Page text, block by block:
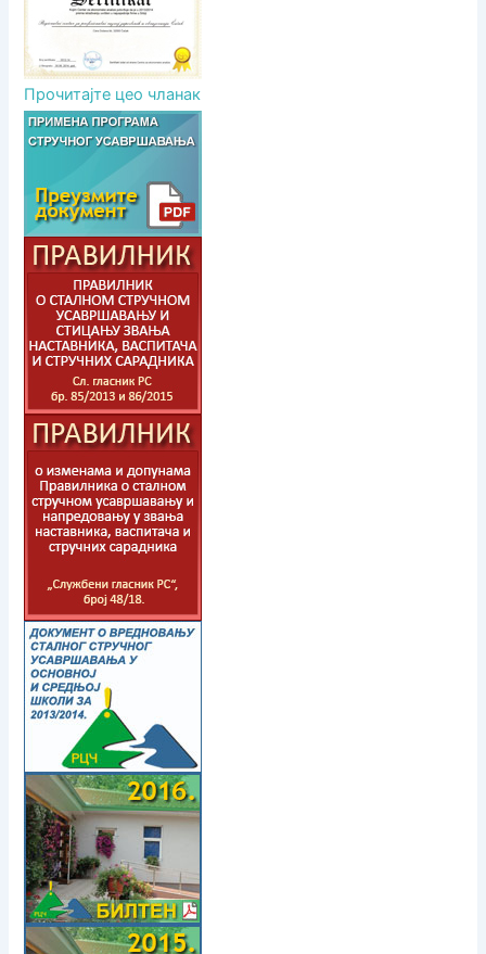
Прочитајте цео чланак